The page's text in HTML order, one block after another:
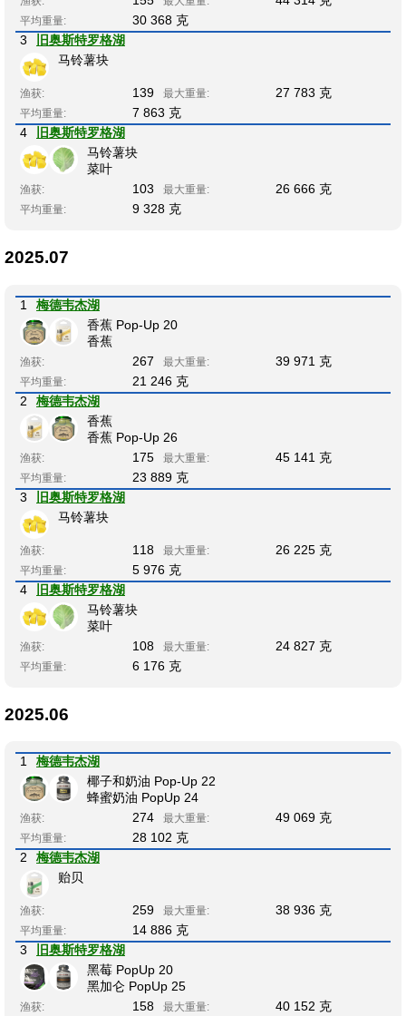
平均重量:
30 368 克
3
旧奥斯特罗格湖
马铃薯块
渔获: 139 最大重量: 27 783 克
平均重量:
7 863 克
4
旧奥斯特罗格湖
马铃薯块
菜叶
渔获: 103 最大重量: 26 666 克
平均重量: 9 328 克
2025.07
1
梅德韦杰湖
香蕉 Pop-Up 20
香蕉
渔获: 267 最大重量: 39 971 克
平均重量:
21 246 克
2
梅德韦杰湖
香蕉
香蕉 Pop-Up 26
渔获: 175 最大重量: 45 141 克
平均重量:
23 889 克
3
旧奥斯特罗格湖
马铃薯块
渔获: 118 最大重量: 26 225 克
平均重量:
5 976 克
4
旧奥斯特罗格湖
马铃薯块
菜叶
渔获: 108 最大重量: 24 827 克
平均重量: 6 176 克
2025.06
1
梅德韦杰湖
椰子和奶油 Pop-Up 22
蜂蜜奶油 PopUp 24
渔获: 274 最大重量: 49 069 克
平均重量:
28 102 克
2
梅德韦杰湖
贻贝
渔获: 259 最大重量: 38 936 克
平均重量:
14 886 克
3
旧奥斯特罗格湖
黑莓 PopUp 20
黑加仑 PopUp 25
渔获: 158 最大重量: 40 152 克